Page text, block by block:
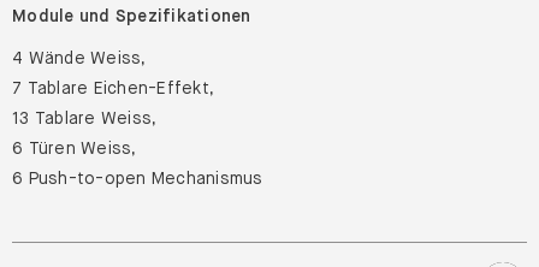
Module und Spezifikationen
4 Wände Weiss,
7 Tablare Eichen-Effekt,
13 Tablare Weiss,
6 Türen Weiss,
6 Push-to-open Mechanismus